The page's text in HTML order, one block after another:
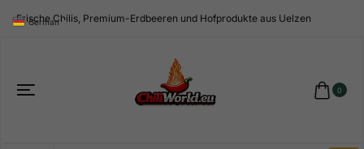
Frische Chilis, Premium-Erdbeeren und Hofprodukte aus Uelzen
0
German ▼